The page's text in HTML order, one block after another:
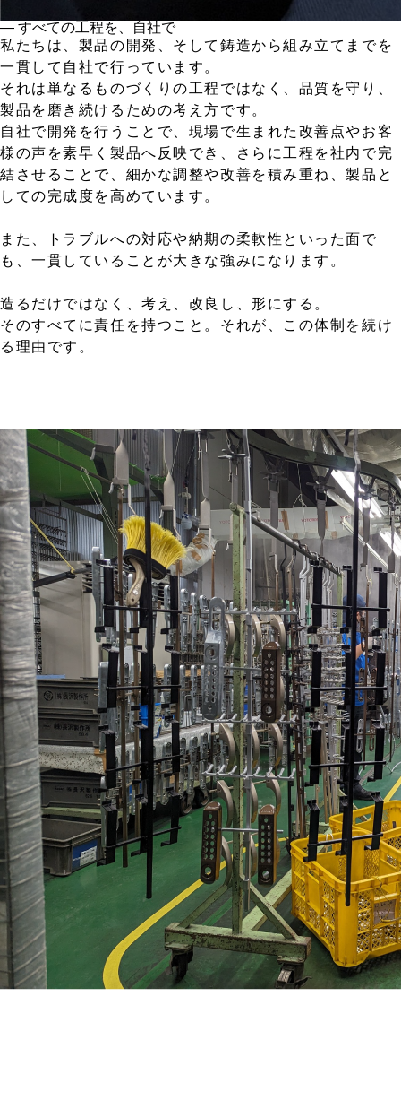
― すべての工程を、自社で
私たちは、製品の開発、そして鋳造から組み立てまでを
一貫して自社で行っています。
それは単なるものづくりの工程ではなく、品質を守り、
製品を磨き続けるための考え方です。
自社で開発を行うことで、現場で生まれた改善点やお客
様の声を素早く製品へ反映でき、さらに工程を社内で完
結させることで、細かな調整や改善を積み重ね、製品と
しての完成度を高めています。
また、トラブルへの対応や納期の柔軟性といった面で
も、一貫していることが大きな強みになります。
造るだけではなく、考え、改良し、形にする。
そのすべてに責任を持つこと。それが、この体制を続け
る理由です。